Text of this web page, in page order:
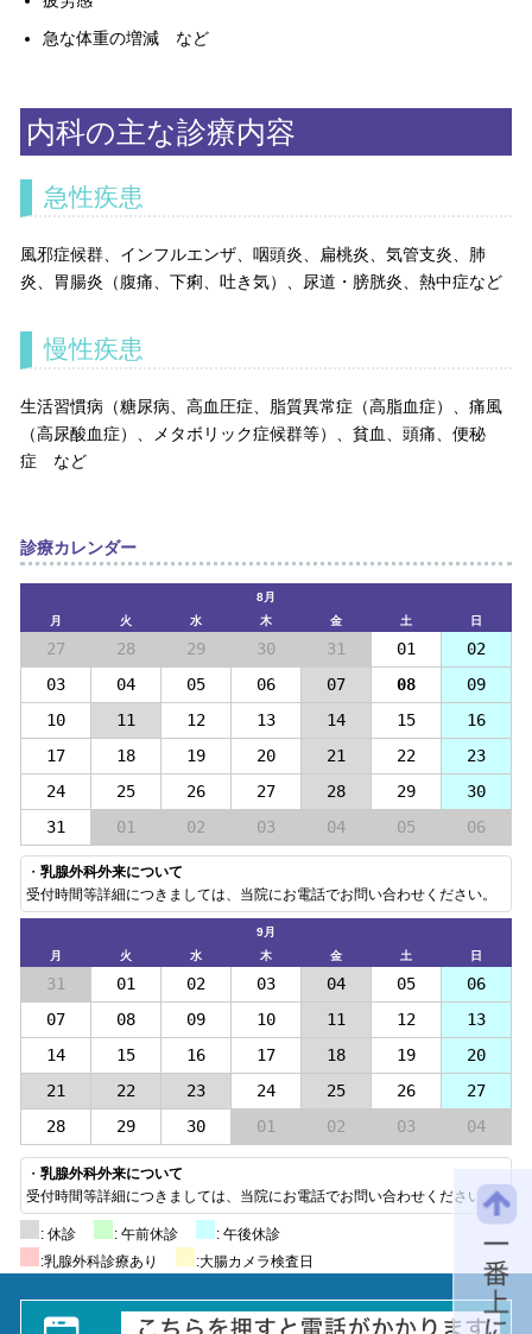
急な体重の増減 など
内科の主な診療内容
急性疾患
風邪症候群、インフルエンザ、咽頭炎、扁桃炎、気管支炎、肺
炎、胃腸炎（腹痛、下痢、吐き気）、尿道・膀胱炎、熱中症など
慢性疾患
生活習慣病（糖尿病、高血圧症、脂質異常症（高脂血症）、痛風
（高尿酸血症）、メタボリック症候群等）、貧血、頭痛、便秘
症 など
診療カレンダー
8月
月
火 水 木 金 土 日
27 28 29 30 31 01
02
03
04 05 06 07 08
09
10
11 12 13 14 15
16
17
18 19 20 21 22
23
24
25 26 27 28 29
30
31
01 02 03 04 05 06
・ 乳腺外科外来について
受付時間等詳細につきましては、当院にお電話でお問い合わせください。
9月
月
火 水 木 金 土 日
31 01 02 03 04 05
06
07
08 09 10 11 12
13
14
15 16 17 18 19
20
21
22 23 24 25 26
27
28
29 30 01 02 03 04
・ 乳腺外科外来について
受付時間等詳細につきましては、当院にお電話でお問い合わせください。
: 休診 : 午前休診
: 午後休診
:乳腺外科診療あり
:大腸カメラ検査日